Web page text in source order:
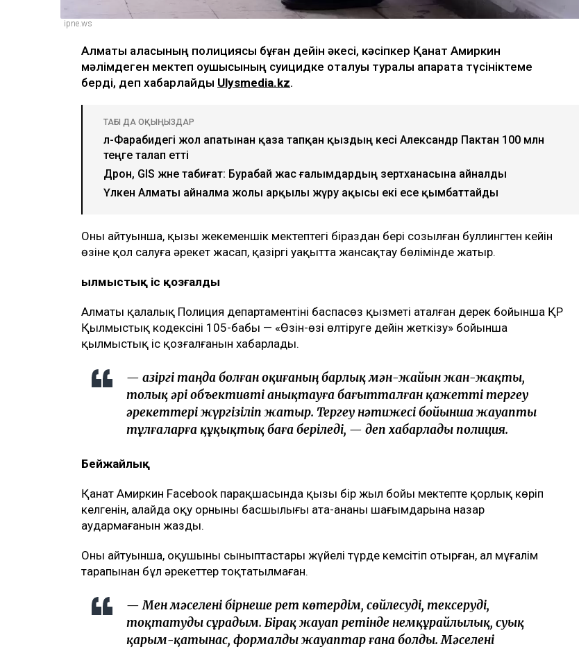
ipne.ws
Алматы қаласының полициясы бұған дейін әкесі, кәсіпкер Қанат Амиркин
мәлімдеген мектеп оқушысының суицидке оқталуы туралы ақпаратқа түсініктеме
берді, деп хабарлайды Ulysmedia.kz.
ТАҒЫ ДА ОҚЫҢЫЗДАР
әл-Фарабидегі жол апатынан қаза тапқан қыздың әкесі Александр Пактан 100 млн
теңге талап етті
Дрон, GIS және табиғат: Бурабай жас ғалымдардың зертханасына айналды
Үлкен Алматы айналма жолы арқылы жүру ақысы екі есе қымбаттайды
Оның айтуынша, қызы жекеменшік мектептегі біраздан бері созылған буллингтен кейін
өзіне қол салуға әрекет жасап, қазіргі уақытта жансақтау бөлімінде жатыр.
Қылмыстық іс қозғалды
Алматы қалалық Полиция департаментінің баспасөз қызметі аталған дерек бойынша ҚР
Қылмыстық кодексінің 105-бабы — «Өзін-өзі өлтіруге дейін жеткізу» бойынша
қылмыстық іс қозғалғанын хабарлады.
— Қазіргі таңда болған оқиғаның барлық мән-жайын жан-жақты,
толық әрі объективті анықтауға бағытталған қажетті тергеу
әрекеттері жүргізіліп жатыр. Тергеу нәтижесі бойынша жауапты
тұлғаларға құқықтық баға беріледі, — деп хабарлады полиция.
Бейжайлық
Қанат Амиркин Facebook парақшасында қызы бір жыл бойы мектепте қорлық көріп
келгенін, алайда оқу орнының басшылығы ата-ананың шағымдарына назар
аудармағанын жазды.
Оның айтуынша, оқушыны сыныптастары жүйелі түрде кемсітіп отырған, ал мұғалім
тарапынан бұл әрекеттер тоқтатылмаған.
— Мен мәселені бірнеше рет көтердім, сөйлесуді, тексеруді,
тоқтатуды сұрадым. Бірақ жауап ретінде немқұрайлылық, суық
қарым-қатынас, формалды жауаптар ғана болды. Мәселені